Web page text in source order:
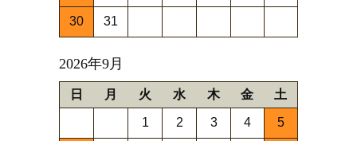
30 31
2026年9月
日 月 火 水 木 金 土
1 2 3 4 5